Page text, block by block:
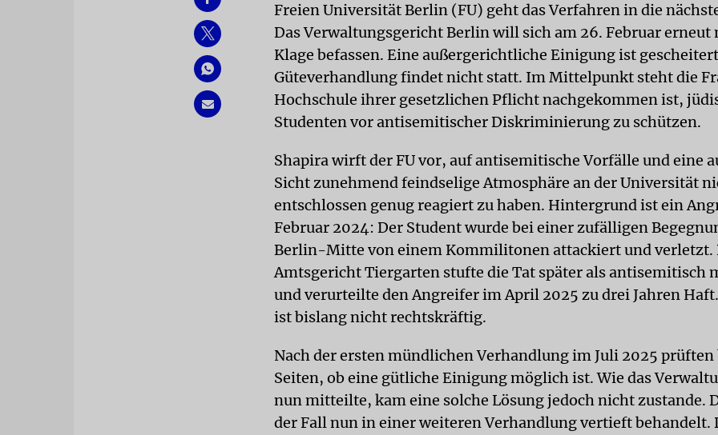
Freien Universität Berlin (FU) geht das Verfahren in die
Das Verwaltungsgericht Berlin will sich am 26. Februar erneut
Klage befassen. Eine außergerichtliche Einigung ist
Güteverhandlung findet nicht statt. Im Mittelpunkt steht die
Hochschule ihrer gesetzlichen Pflicht nachgekommen ist,
Studenten vor antisemitischer Diskriminierung zu schützen.
Shapira wirft der FU vor, auf antisemitische Vorfälle und eine
Sicht zunehmend feindselige Atmosphäre an der Universität
entschlossen genug reagiert zu haben. Hintergrund ist ein
Februar 2024: Der Student wurde bei einer zufälligen
Berlin-Mitte von einem Kommilitonen attackiert und verletzt.
Amtsgericht Tiergarten stufte die Tat später als antisemitisch
und verurteilte den Angreifer im April 2025 zu drei Jahren
ist bislang nicht rechtskräftig.
Nach der ersten mündlichen Verhandlung im Juli 2025 prüften
Seiten, ob eine gütliche Einigung möglich ist. Wie das
nun mitteilte, kam eine solche Lösung jedoch nicht zustande.
der Fall nun in einer weiteren Verhandlung vertieft behandelt.